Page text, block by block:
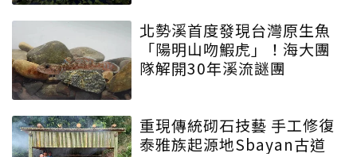
北勢溪首度發現台灣原生魚
「陽明山吻鰕虎」！海大團
隊解開30年溪流謎團
重現傳統砌石技藝 手工修復
泰雅族起源地Sbayan古道